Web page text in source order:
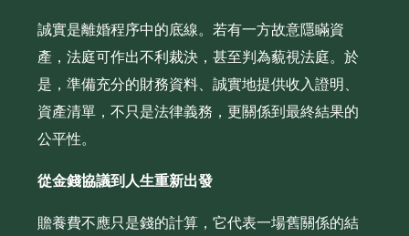
誠實是離婚程序中的底線。若有一方故意隱瞞資
產，法庭可作出不利裁決，甚至判為藐視法庭。於
是，準備充分的財務資料、誠實地提供收入證明、
資產清單，不只是法律義務，更關係到最終結果的
公平性。
從金錢協議到人生重新出發
贍養費不應只是錢的計算，它代表一場舊關係的結